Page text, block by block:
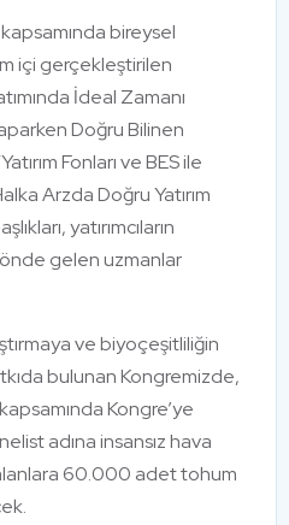
kapsamında bireysel
içi gerçekleştirilen
İdeal Zamanı
Doğru Bilinen
Fonları ve BES ile
Arzda Doğru Yatırım
yatırımcıların
gelen uzmanlar
ve biyoçeşitliliğin
bulunan Kongremizde,
Kongre’ye
adına insansız hava
alanlara 60.000 adet tohum